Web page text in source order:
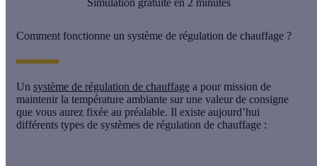
Comment fonctionne un système de régulation de chauffage ?
Un système de régulation de chauffage a pour mission de
maintenir la température ambiante sur une valeur de consigne
que vous aurez fixée au préalable. Il existe aujourd’hui
différents types de systèmes de régulation de chauffage :